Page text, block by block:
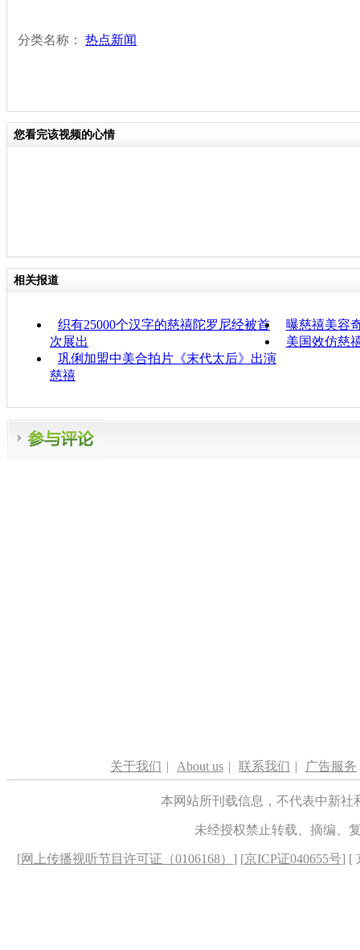
分类名称： 热点新闻
您看完该视频的心情
相关报道
织有25000个汉字的慈禧陀罗尼经被首
次展出
曝慈禧美容
美国效仿慈
巩俐加盟中美合拍片《末代太后》出演
慈禧
关于我们 | About us | 联系我们 | 广告服务
本网站所刊载信息，不代表中新
未经授权禁止转载、摘编、
[网上传播视听节目许可证（0106168） ] [京ICP证040655号] [